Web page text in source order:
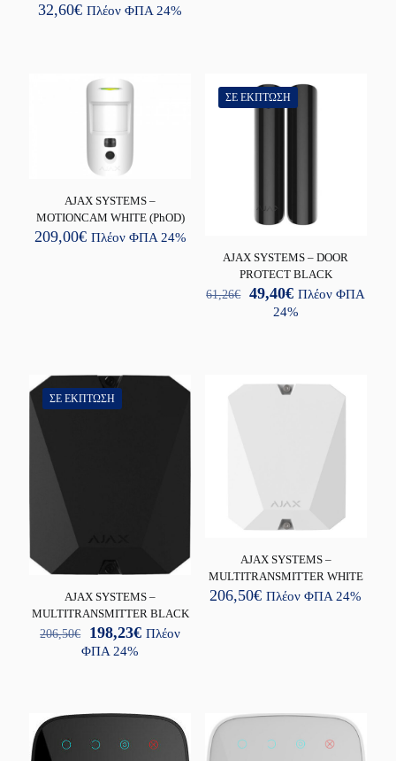
32,60€ Πλέον ΦΠΑ 24%
AJAX SYSTEMS –
MOTIONCAM WHITE (PhOD)
209,00€ Πλέον ΦΠΑ 24%
ΣΕ ΈΚΠΤΩΣΗ
AJAX SYSTEMS – DOOR
PROTECT BLACK
61,26€
Original
price
49,40€Η
τρέχουσα
Πλέον ΦΠΑ
24%
ΣΕ ΈΚΠΤΩΣΗ
AJAX SYSTEMS –
MULTITRANSMITTER BLACK
206,50€
Original
price
198,23€ΗΠλέον
ΦΠΑ 24%
AJAX SYSTEMS –
MULTITRANSMITTER WHITE
206,50€ Πλέον ΦΠΑ 24%